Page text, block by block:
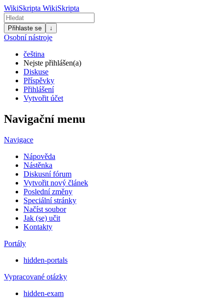
WikiSkripta WikiSkripta
Přihlaste se ↓
Osobní nástroje
čeština
Nejste přihlášen(a)
Diskuse
Příspěvky
Přihlášení
Vytvořit účet
Navigační menu
Navigace
Nápověda
Nástěnka
Diskusní fórum
Vytvořit nový článek
Poslední změny
Speciální stránky
Načíst soubor
Jak (se) učit
Kontakty
Portály
hidden-portals
Vypracované otázky
hidden-exam